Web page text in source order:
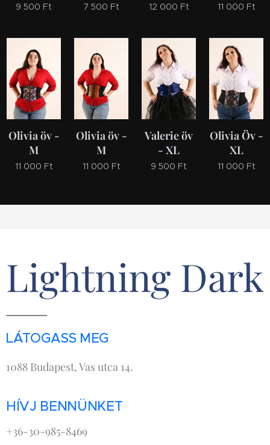
9 500 Ft 7 500 Ft 12 000 Ft 11 000 Ft
Olivia öv -
M
11 000 Ft
Olivia öv -
M
11 000 Ft
Valerie öv
- XL
9 500 Ft
Olivia Öv -
XL
11 000 Ft
Lightning Dark
LÁTOGASS MEG
1088 Budapest, Vas utca 14.
HÍVJ BENNÜNKET
+36-30-985-8469